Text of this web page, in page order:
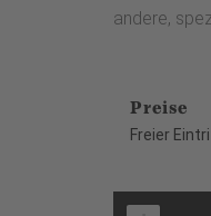
andere,
Preise
Freier